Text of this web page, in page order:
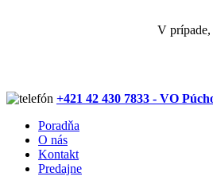
V prípade,
+421 42 430 7833 - VO
Poradňa
O nás
Kontakt
Predajne